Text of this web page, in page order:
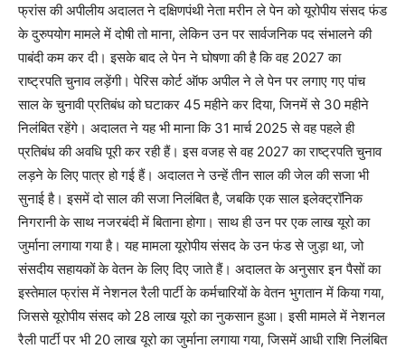
फ्रांस की अपीलीय अदालत ने दक्षिणपंथी नेता मरीन ले पेन को यूरोपीय संसद फंड
के दुरुपयोग मामले में दोषी तो माना, लेकिन उन पर सार्वजनिक पद संभालने की
पाबंदी कम कर दी। इसके बाद ले पेन ने घोषणा की है कि वह 2027 का
राष्ट्रपति चुनाव लड़ेंगी। पेरिस कोर्ट ऑफ अपील ने ले पेन पर लगाए गए पांच
साल के चुनावी प्रतिबंध को घटाकर 45 महीने कर दिया, जिनमें से 30 महीने
निलंबित रहेंगे। अदालत ने यह भी माना कि 31 मार्च 2025 से वह पहले ही
प्रतिबंध की अवधि पूरी कर रही हैं। इस वजह से वह 2027 का राष्ट्रपति चुनाव
लड़ने के लिए पात्र हो गई हैं। अदालत ने उन्हें तीन साल की जेल की सजा भी
सुनाई है। इसमें दो साल की सजा निलंबित है, जबकि एक साल इलेक्ट्रॉनिक
निगरानी के साथ नजरबंदी में बिताना होगा। साथ ही उन पर एक लाख यूरो का
जुर्माना लगाया गया है। यह मामला यूरोपीय संसद के उन फंड से जुड़ा था, जो
संसदीय सहायकों के वेतन के लिए दिए जाते हैं। अदालत के अनुसार इन पैसों का
इस्तेमाल फ्रांस में नेशनल रैली पार्टी के कर्मचारियों के वेतन भुगतान में किया गया,
जिससे यूरोपीय संसद को 28 लाख यूरो का नुकसान हुआ। इसी मामले में नेशनल
रैली पार्टी पर भी 20 लाख यूरो का जुर्माना लगाया गया, जिसमें आधी राशि निलंबित